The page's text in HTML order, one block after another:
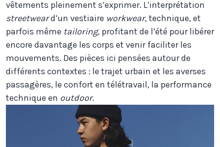
vêtements pleinement s’exprimer. L’interprétation
streetweard’un vestiaire workwear, technique, et
parfois même tailoring, profitant de l’été pour libérer
encore davantage les corps et venir faciliter les
mouvements. Des pièces ici pensées autour de
différents contextes : le trajet urbain et les averses
passagères, le confort en télétravail, la performance
technique en outdoor.